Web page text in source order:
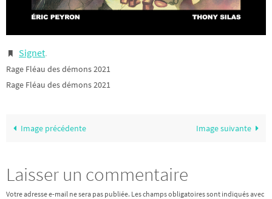
Signet.
Rage Fléau des démons 2021
Rage Fléau des démons 2021
Image précédente Image suivante
Laisser un commentaire
Votre adresse e-mail ne sera pas publiée. Les champs obligatoires sont indiqués avec